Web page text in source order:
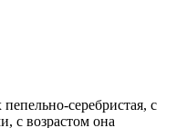
серебристая, с
с возрастом она